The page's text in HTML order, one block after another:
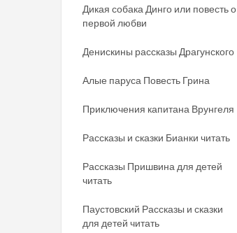
Дикая собака Динго или повесть о
первой любви
Денискины рассказы Драгунского
Алые паруса Повесть Грина
Приключения капитана Врунгеля
Рассказы и сказки Бианки читать
Рассказы Пришвина для детей
читать
Паустовский Рассказы и сказки
для детей читать